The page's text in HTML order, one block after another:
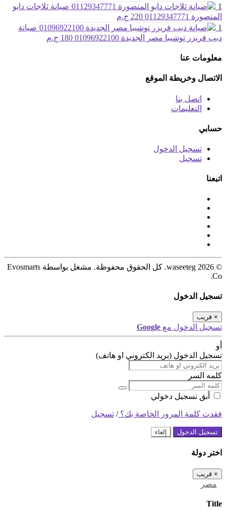
1
صيانة ثلاجات دايو
المنصورة 01129347771
220 ج.م
1
صيانة
ديب فريزر توشيبا مصر الجديدة 01096922100
180 ج.م
معلومات عنا
الاتصال وخريطة الموقع
اتصل بنا
التعليمات
حسابي
تسجيل الدخول
تسجيل
اتبعنا
© 2026 waseeteg. كل الحقوق محفوظة. مشغل بواسطة Evosmarts
Co.
تسجيل الدخول
× قريب
تسجيل الدخول مع Google
أو
تسجيل الدخول (بريد الكتروني او هاتف)
كلمه السر
أبق تسجيل دخولي
فقدت كلمة المرور الخاصة بك؟/ تسجيل
تسجيل الدخول إلغاء
اختر دولة
× قريب
مصر
Title